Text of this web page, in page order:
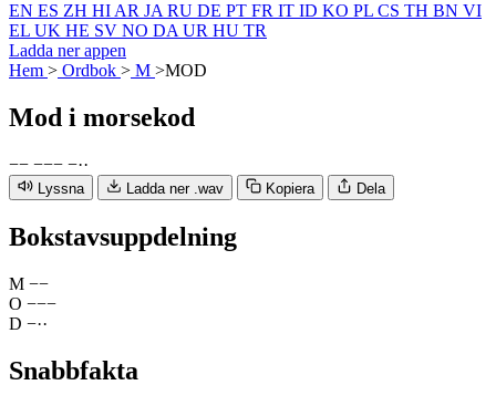
EN ES ZH HI AR JA RU DE PT FR IT ID KO PL CS TH BN VI
EL UK HE SV NO DA UR HU TR
Ladda ner appen
Hem > Ordbok > M >MOD
Mod i morsekod
−− −−− −··
Lyssna Ladda ner .wav Kopiera Dela
Bokstavsuppdelning
M −−
O −−−
D −··
Snabbfakta